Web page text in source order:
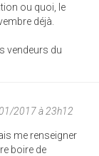
ou quoi, le
déjà.
vendeurs du
2017 à 23h12
me renseigner
boire de